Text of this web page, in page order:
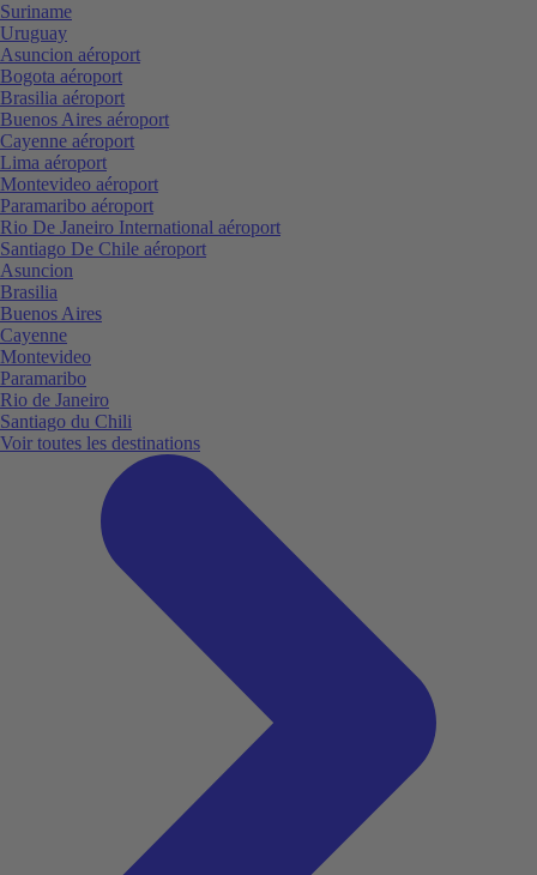
Suriname
Uruguay
Asuncion aéroport
Bogota aéroport
Brasilia aéroport
Buenos Aires aéroport
Cayenne aéroport
Lima aéroport
Montevideo aéroport
Paramaribo aéroport
Rio De Janeiro International aéroport
Santiago De Chile aéroport
Asuncion
Brasilia
Buenos Aires
Cayenne
Montevideo
Paramaribo
Rio de Janeiro
Santiago du Chili
Voir toutes les destinations